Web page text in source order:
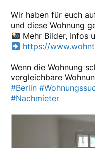
Wir haben für euch
und diese Wohnung
Mehr Bilder, Infos
https://
Wenn die Wohnung
vergleichbare
#Berlin
#Nachmieter